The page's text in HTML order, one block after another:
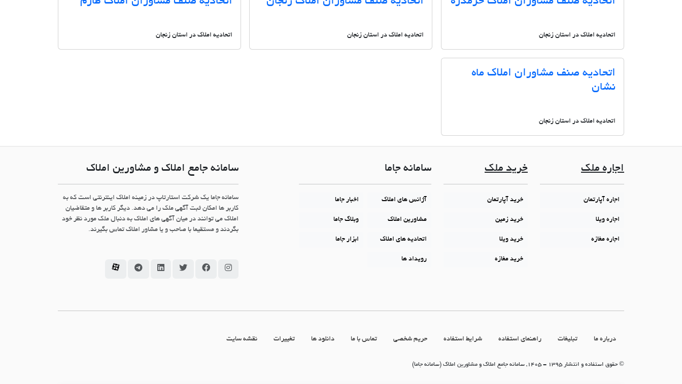
اتحادیه املاک در استان زنجان اتحادیه املاک در استان زنجان اتحادیه املاک در استان زنجان
اتحادیه صنف مشاوران املاک ماه
نشان
اتحادیه املاک در استان زنجان
اجاره ملک
اجاره آپارتمان
اجاره ویلا
اجاره مغازه
خرید ملک
خرید آپارتمان
خرید زمین
خرید ویلا
خرید مغازه
سامانه جاما
آژانس های املاک اخبار جاما
مشاورین املاک وبلاگ جاما
اتحادیه های املاک ابزار جاما
رویداد ها
سامانه جامع املاک و مشاورین املاک
سامانه جاما یک شرکت استارتاپ در زمینه املاک اینترنتی است که به
کاربر ها امکان ثبت آگهی ملک را می دهد. دیگر کاربر ها و متقاضیان
املاک می توانند در میان آگهی های املاک به دنبال ملک مورد نظر خود
بگردند و مستقیما با صاحب و یا مشاور املاک تماس بگیرند.
سامانه جاما در اینستاگرام
سامانه جاما در فیسبوک
سامانه جاما در توئیتر
سامانه جاما در لینکداین
سامانه جاما در تلگرام
سامانه جاما در آپارات
درباره ما تبلیغات راهنمای استفاده شرایط استفاده حریم شخصی تماس با ما دانلود ها تغییرات نقشه سایت
© حقوق استفاده و انتشار 1395 - 1405, سامانه جامع املاک و مشاورین املاک (سامانه جاما)